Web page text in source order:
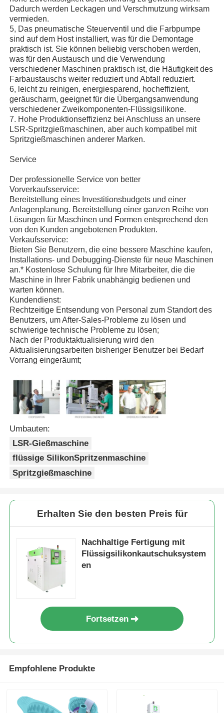
Fabrik Tour
Qualitätskontrolle
Kontakt
Nachrichten
Alle Fälle
Referenzen
LSR-Spritzgießmaschine
Silikon Spritzgießmaschine
LSR-Dosierungssystem
Umspritzmaschine
Spritzgussmaschinen-Zubehör
Spritzgießereien aus Flüssigsilikongummi
flüssiges Silikonformteil
Silikongummi-Spritzgießerei
Dadurch werden Leckagen und Verschmutzung wirksam
vermieden.
5, Das pneumatische Steuerventil und die Farbpumpe
sind auf dem Host installiert, was für die Demontage
praktisch ist. Sie können beliebig verschoben werden,
was für den Austausch und die Verwendung
verschiedener Maschinen praktisch ist, die Häufigkeit des
Farbaustauschs weiter reduziert und Abfall reduziert.
6, leicht zu reinigen, energiesparend, hocheffizient,
geräuscharm, geeignet für die Übergangsanwendung
verschiedener Zweikomponenten-Flüssigsilikone.
7. Hohe Produktionseffizienz bei Anschluss an unsere
LSR-Spritzgießmaschinen, aber auch kompatibel mit
Spritzgießmaschinen anderer Marken.
Service
Der professionelle Service von better
Vorverkaufsservice:
Bereitstellung eines Investitionsbudgets und einer
Anlagenplanung. Bereitstellung einer ganzen Reihe von
Lösungen für Maschinen und Formen entsprechend den
von den Kunden angebotenen Produkten.
Verkaufsservice:
Bieten Sie Benutzern, die eine bessere Maschine kaufen,
Installations- und Debugging-Dienste für neue Maschinen
an.* Kostenlose Schulung für Ihre Mitarbeiter, die die
Maschine in Ihrer Fabrik unabhängig bedienen und
warten können.
Kundendienst:
Rechtzeitige Entsendung von Personal zum Standort des
Benutzers, um After-Sales-Probleme zu lösen und
schwierige technische Probleme zu lösen;
Nach der Produktaktualisierung wird den
Aktualisierungsarbeiten bisheriger Benutzer bei Bedarf
Vorrang eingeräumt;
Umbauten:
LSR-Gießmaschine
flüssige SilikonSpritzenmaschine
Spritzgießmaschine
Erhalten Sie den besten Preis für
Nachhaltige Fertigung mit
Flüssigsilikonkautschuksystem
en
Fortsetzen
Empfohlene Produkte